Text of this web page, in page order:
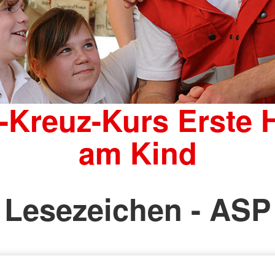
Kurs Erste
am Kind
Lesezeichen - ASP